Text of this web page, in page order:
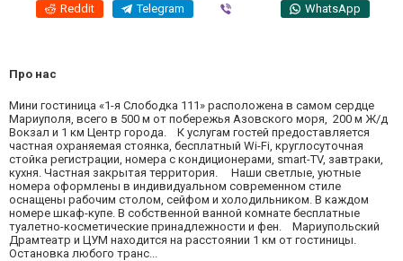
Reddit Telegram WhatsApp
Про нас
Мини гостиница «1-я Слободка 111» расположена в самом сердце
Мариуполя, всего в 500 м от побережья Азовского моря, 200 м Ж/д
Вокзал и 1 км Центр города. К услугам гостей предоставляется
частная охраняемая стоянка, бесплатный Wi-Fi, круглосуточная
стойка регистрации, номера с кондиционерами, smart-TV, завтраки,
кухня. Частная закрытая территория. Наши светлые, уютные
номера оформлены в индивидуальном современном стиле
оснащены рабочим столом, сейфом и холодильником. В каждом
номере шкаф-купе. В собственной ванной комнате бесплатные
туалетно-косметические принадлежности и фен. Мариупольский
Драмтеатр и ЦУМ находится на расстоянии 1 км от гостиницы.
Остановка любого транс...